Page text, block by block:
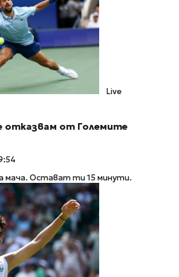
Live
отказвам от Големите
мача. Остават ти 15 минути.